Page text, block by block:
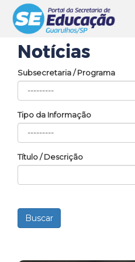
Notícias
Subsecretaria / Programa
Tipo da Informação
Título / Descrição